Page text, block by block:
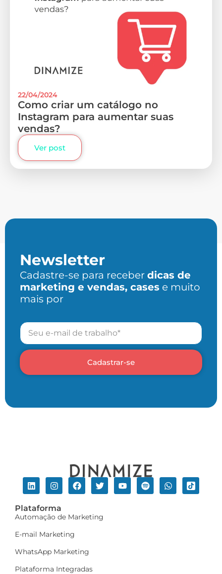
22/04/2024
Como criar um catálogo no
Instagram para aumentar suas
vendas?
Ver post
Newsletter
Cadastre-se para receber dicas de
marketing e vendas, cases e muito
mais por
Cadastrar-se
Plataforma
Automação de Marketing
E-mail Marketing
WhatsApp Marketing
Plataforma Integradas